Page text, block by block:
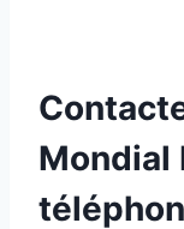
Mondial